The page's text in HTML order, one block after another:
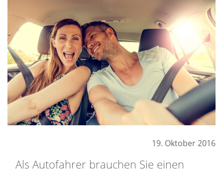
19. Oktober 2016
Als Autofahrer brauchen Sie einen